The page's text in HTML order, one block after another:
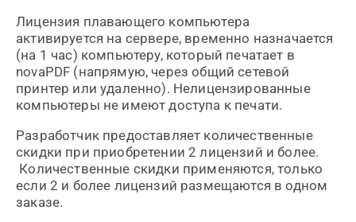
Лицензия плавающего компьютера
активируется на сервере, временно назначается
(на 1 час) компьютеру, который печатает в
novaPDF (напрямую, через общий сетевой
принтер или удаленно). Нелицензированные
компьютеры не имеют доступа к печати.
Разработчик предоставляет количественные
скидки при приобретении 2 лицензий и более.
Количественные скидки применяются, только
если 2 и более лицензий размещаются в одном
заказе.